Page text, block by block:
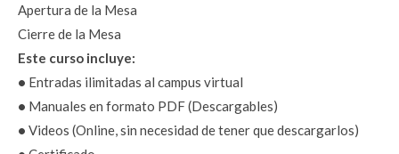
Apertura de la Mesa
Cierre de la Mesa
Este curso incluye:
• Entradas ilimitadas al campus virtual
• Manuales en formato PDF (Descargables)
• Videos (Online, sin necesidad de tener que descargarlos)